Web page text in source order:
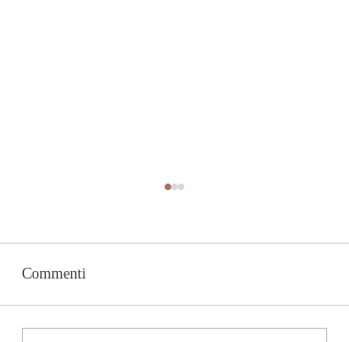
kirtan Sabato 22 Marzo
Commenti